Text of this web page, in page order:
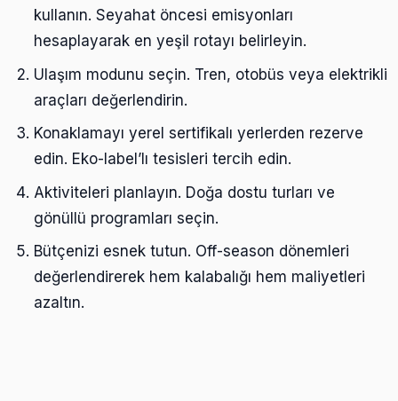
kullanın. Seyahat öncesi emisyonları
hesaplayarak en yeşil rotayı belirleyin.
Ulaşım modunu seçin. Tren, otobüs veya elektrikli
araçları değerlendirin.
Konaklamayı yerel sertifikalı yerlerden rezerve
edin. Eko-label’lı tesisleri tercih edin.
Aktiviteleri planlayın. Doğa dostu turları ve
gönüllü programları seçin.
Bütçenizi esnek tutun. Off-season dönemleri
değerlendirerek hem kalabalığı hem maliyetleri
azaltın.